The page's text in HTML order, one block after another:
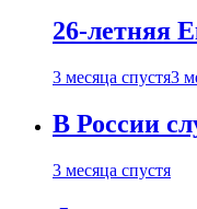
26-летняя
3 месяца спустя3
В России
3 месяца спустя